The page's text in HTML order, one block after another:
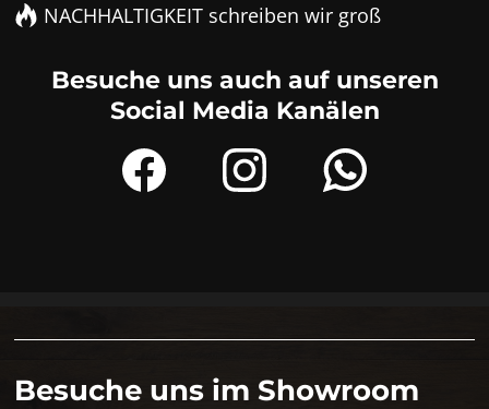
NACHHALTIGKEIT schreiben wir groß
Besuche uns auch auf unseren
Social Media Kanälen
Besuche uns im Showroom